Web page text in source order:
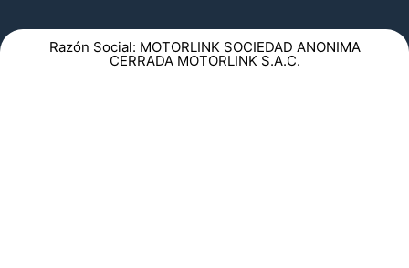
Razón Social: MOTORLINK SOCIEDAD ANONIMA
CERRADA MOTORLINK S.A.C.